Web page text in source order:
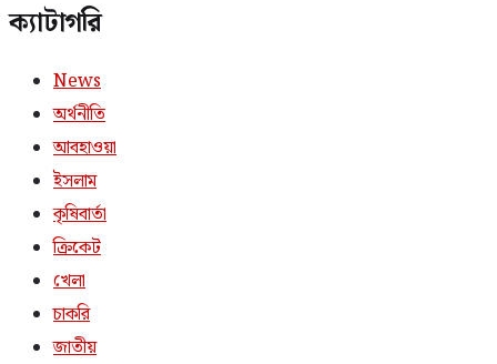
ক্যাটাগরি
News
অর্থনীতি
আবহাওয়া
ইসলাম
কৃষিবার্তা
ক্রিকেট
খেলা
চাকরি
জাতীয়